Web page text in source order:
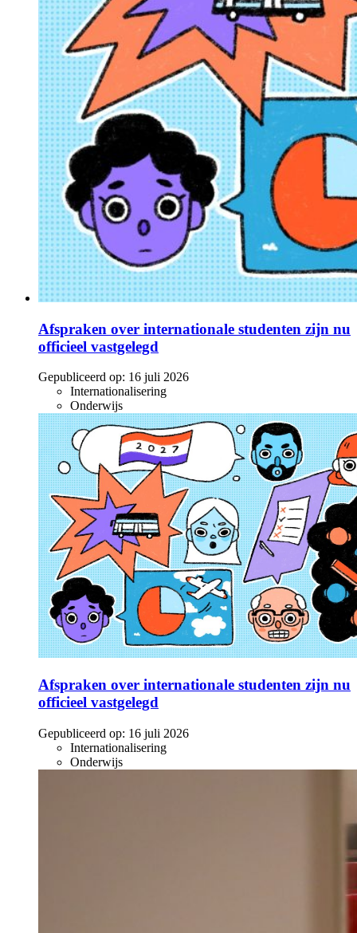
Afspraken over internationale studenten zijn nu
officieel vastgelegd
Gepubliceerd op: 16 juli 2026
Internationalisering
Onderwijs
Afspraken over internationale studenten zijn nu
officieel vastgelegd
Gepubliceerd op: 16 juli 2026
Internationalisering
Onderwijs